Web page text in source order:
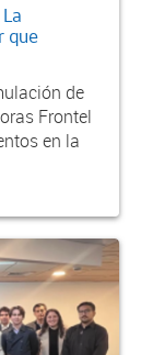
que
de
Frontel
en la